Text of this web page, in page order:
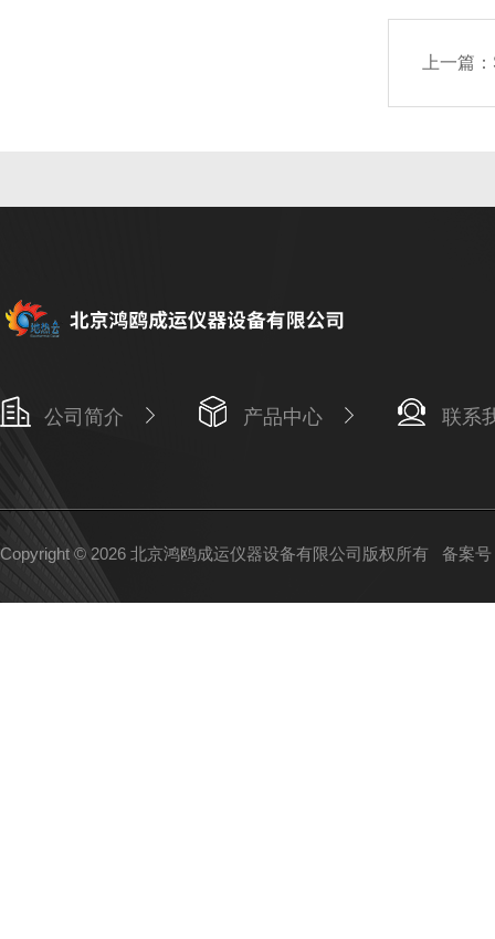
上一篇：
公司简介 产品中心 联系
Copyright © 2026 北京鸿鸥成运仪器设备有限公司版权所有 备案号